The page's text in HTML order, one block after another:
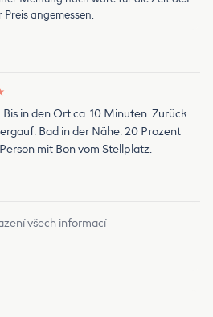
angemessen.
in den Ort ca. 10 Minuten. Zurück
Bad in der Nähe. 20 Prozent
mit Bon vom Stellplatz.
všech informací